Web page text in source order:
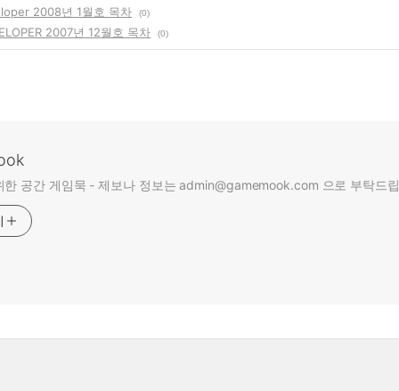
2008년 1월호 목차 (0)
2007년 12월호 목차 (0)
한 공간 게임묵 - 제보나 정보는 admin@gamemook.com 으로 부탁드